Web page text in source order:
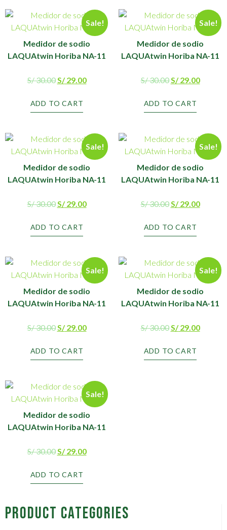
Product Categories
Sale!
Medidor de sodio
LAQUAtwin Horiba NA-11
S/30.00S/29.00
ADD TO CART
Sale!
Medidor de sodio
LAQUAtwin Horiba NA-11
S/30.00S/29.00
ADD TO CART
Sale!
Medidor de sodio
LAQUAtwin Horiba NA-11
S/30.00S/29.00
ADD TO CART
Sale!
Medidor de sodio
LAQUAtwin Horiba NA-11
S/30.00S/29.00
ADD TO CART
Sale!
Medidor de sodio
LAQUAtwin Horiba NA-11
S/30.00S/29.00
ADD TO CART
Sale!
Medidor de sodio
LAQUAtwin Horiba NA-11
S/30.00S/29.00
ADD TO CART
Sale!
Medidor de sodio
LAQUAtwin Horiba NA-11
S/30.00S/29.00
ADD TO CART